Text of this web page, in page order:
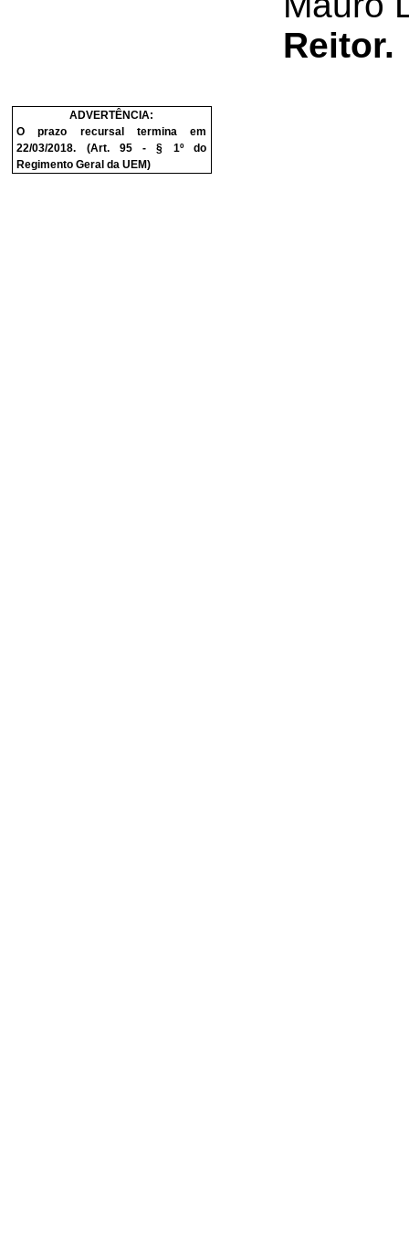
Reitor.
ADVERTÊNCIA:
O prazo recursal termina em
22/03/2018. (Art. 95 - § 1º do
Regimento Geral da UEM)